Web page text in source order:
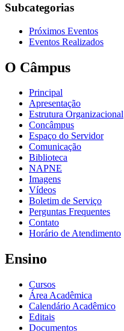
Subcategorias
Próximos Eventos
Eventos Realizados
O Câmpus
Principal
Apresentação
Estrutura Organizacional
Concâmpus
Espaço do Servidor
Comunicação
Biblioteca
NAPNE
Imagens
Vídeos
Boletim de Serviço
Perguntas Frequentes
Contato
Horário de Atendimento
Ensino
Cursos
Área Acadêmica
Calendário Acadêmico
Editais
Documentos